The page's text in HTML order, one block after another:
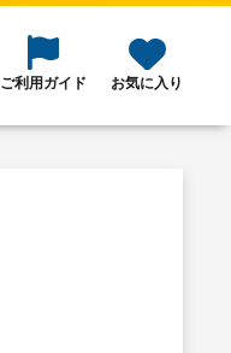
ご利用ガイド お気に入り